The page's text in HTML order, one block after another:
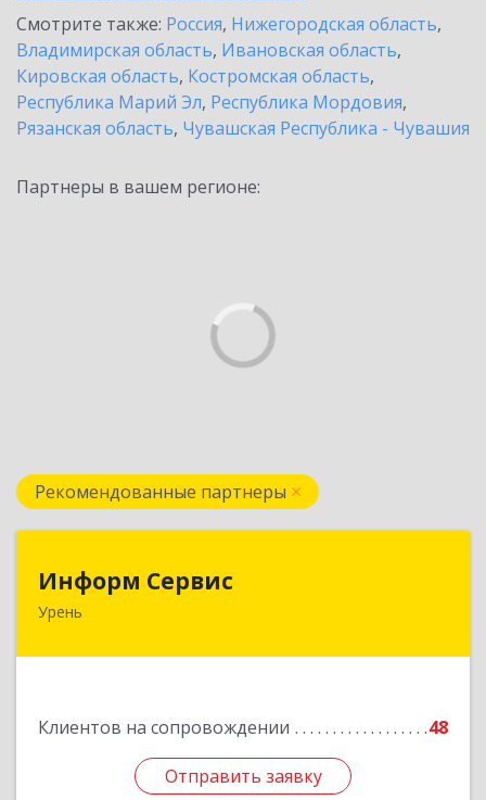
Смотрите также: Россия, Нижегородская область,
Владимирская область, Ивановская область,
Кировская область, Костромская область,
Республика Марий Эл, Республика Мордовия,
Рязанская область, Чувашская Республика - Чувашия
Партнеры в вашем регионе:
Рекомендованные партнеры
Информ Сервис
Урень
Клиентов на сопровождении 48
Отправить заявку
Отправить заявку